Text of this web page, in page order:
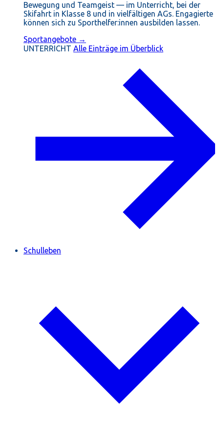
Bewegung und Teamgeist — im Unterricht, bei der
Skifahrt in Klasse 8 und in vielfältigen AGs. Engagierte
können sich zu Sporthelfer:innen ausbilden lassen.
Sportangebote →
UNTERRICHT Alle Einträge im Überblick
Schulleben